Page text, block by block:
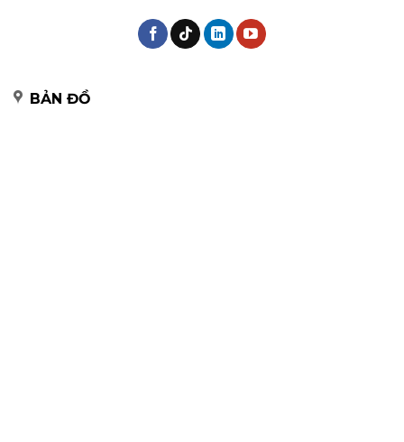
BẢN ĐỒ